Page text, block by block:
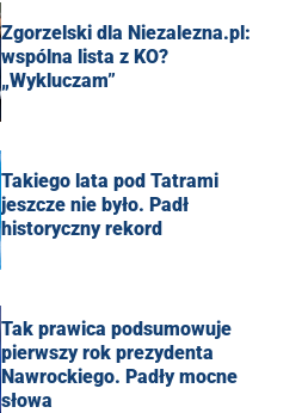
Zgorzelski dla Niezalezna.pl:
wspólna lista z KO?
„Wykluczam”
Takiego lata pod Tatrami
jeszcze nie było. Padł
historyczny rekord
Tak prawica podsumowuje
pierwszy rok prezydenta
Nawrockiego. Padły mocne
słowa